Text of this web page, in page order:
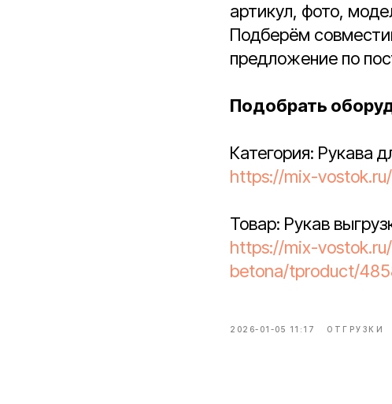
артикул, фото,
Подберём
предложение по
Подобрать
Категория: Рукава
https://mix-
Товар: Рукав
https://mix-
betona/tproduct/
2026-01-05 11:17 ОТГРУЗКИ